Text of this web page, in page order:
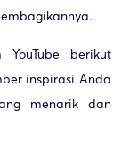
berikut
inspirasi Anda
menarik dan